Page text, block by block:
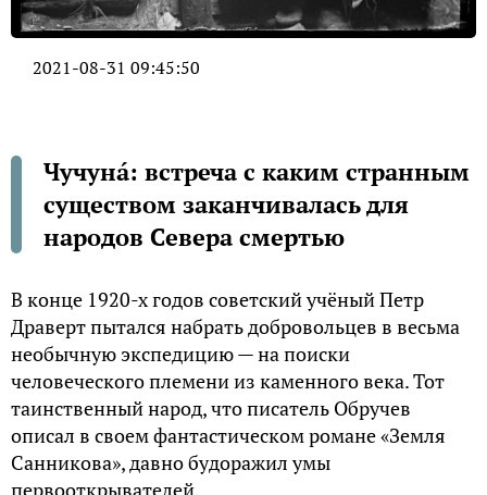
2021-08-31 09:45:50
Чучунá: встреча с каким странным
существом заканчивалась для
народов Севера смертью
В конце 1920-х годов советский учёный Петр
Драверт пытался набрать добровольцев в весьма
необычную экспедицию — на поиски
человеческого племени из каменного века. Тот
таинственный народ, что писатель Обручев
описал в своем фантастическом романе «Земля
Санникова», давно будоражил умы
первооткрывателей.